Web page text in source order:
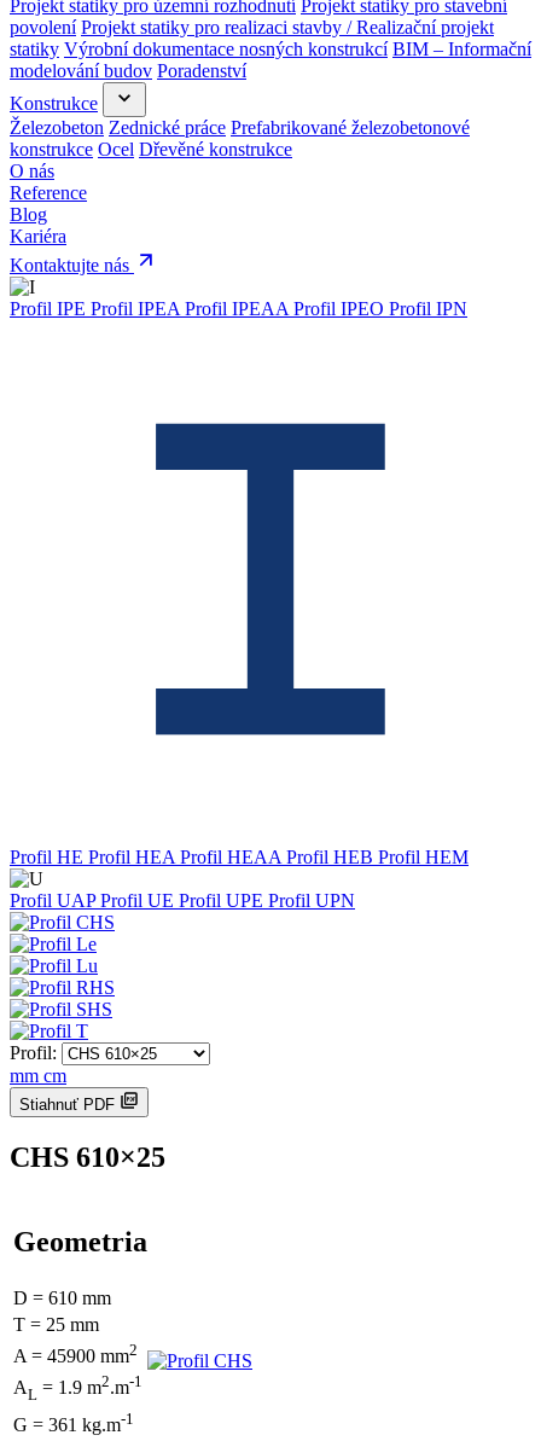
Projekt statiky pro územní rozhodnutí Projekt statiky pro stavební
povolení Projekt statiky pro realizaci stavby / Realizační projekt
statiky Výrobní dokumentace nosných konstrukcí BIM – Informační
modelování budov Poradenství
Konstrukce
Železobeton Zednické práce Prefabrikované železobetonové
konstrukce Ocel Dřevěné konstrukce
O nás
Reference
Blog
Kariéra
Kontaktujte nás
Profil IPE Profil IPEA Profil IPEAA Profil IPEO Profil IPN
Profil HE Profil HEA Profil HEAA Profil HEB Profil HEM
Profil UAPProfil UE Profil UPE Profil UPN
Profil:
mm cm
Stiahnuť PDF
CHS 610×25
Geometria
D = 610 mm
T = 25 mm
A = 45900 mm2
AL = 1.9 m2.m-1
G = 361 kg.m-1